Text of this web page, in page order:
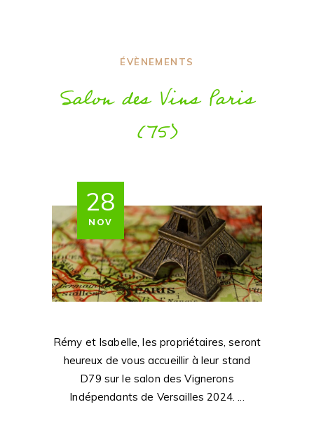
ÉVÈNEMENTS
Salon des Vins Paris
(75)
28
NOV
Rémy et Isabelle, les propriétaires, seront
heureux de vous accueillir à leur stand
D79 sur le salon des Vignerons
Indépendants de Versailles 2024.